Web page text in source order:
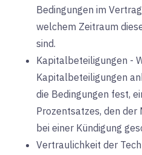
Bedingungen im
welchem Zeitraum
sind.
Kapitalbeteiligungen -
Kapitalbeteiligungen
die Bedingungen fest,
Prozentsatzes, den
bei einer Kündigung
Vertraulichkeit der